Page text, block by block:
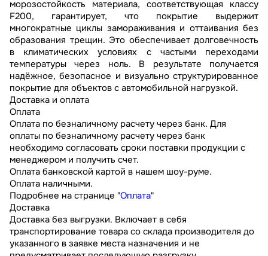
морозостойкость материала, соответствующая классу
F200, гарантирует, что покрытие выдержит
многократные циклы замораживания и оттаивания без
образования трещин. Это обеспечивает долговечность
в климатических условиях с частыми переходами
температуры через ноль. В результате получается
надёжное, безопасное и визуально структурированное
покрытие для объектов с автомобильной нагрузкой.
Доставка и оплата
Оплата
Оплата по безналичному расчету через банк. Для
оплаты по безналичному расчету через банк
необходимо согласовать сроки поставки продукции с
менеджером и получить счет.
Оплата банковской картой в нашем шоу-руме.
Оплата наличными.
Подробнее на странице "Оплата"
Доставка
Доставка без выгрузки. Включает в себя
транспортирование товара со склада производителя до
указанного в заявке места назначения и не